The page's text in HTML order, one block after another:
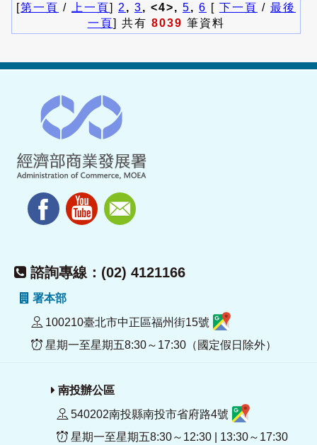
[第一頁 / 上一頁] 2 , 3, <4>, 5, 6 [ 下一頁 / 最後
一頁] 共有 8039 筆資料
諮詢專線：(02) 4121166
署本部
100210臺北市中正區福州街15號
星期一至星期五8:30～17:30（國定假日除外）
南投辦公區
540202南投縣南投市省府路4號
星期一至星期五8:30～12:30 | 13:30～17:30